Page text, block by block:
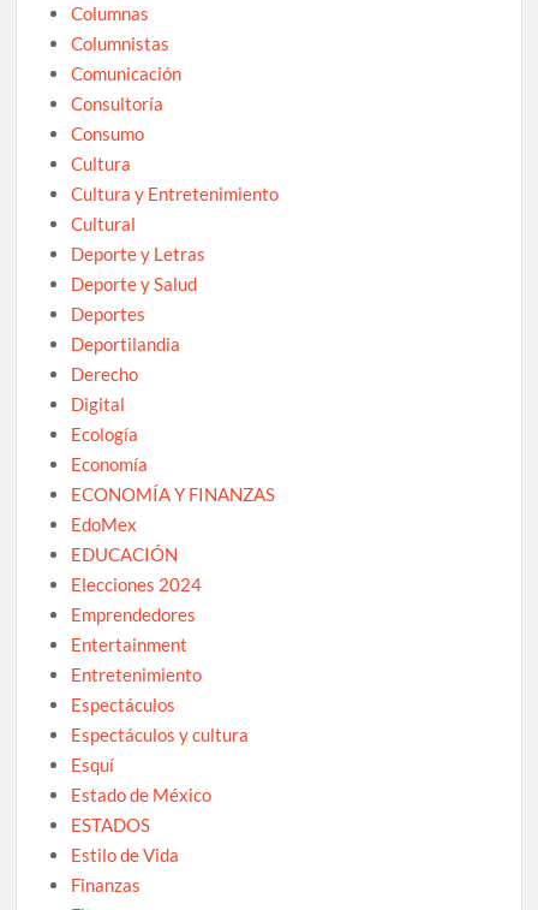
Columnas
Columnistas
Comunicación
Consultoría
Consumo
Cultura
Cultura y Entretenimiento
Cultural
Deporte y Letras
Deporte y Salud
Deportes
Deportilandia
Derecho
Digital
Ecología
Economía
ECONOMÍA Y FINANZAS
EdoMex
EDUCACIÓN
Elecciones 2024
Emprendedores
Entertainment
Entretenimiento
Espectáculos
Espectáculos y cultura
Esquí
Estado de México
ESTADOS
Estilo de Vida
Finanzas